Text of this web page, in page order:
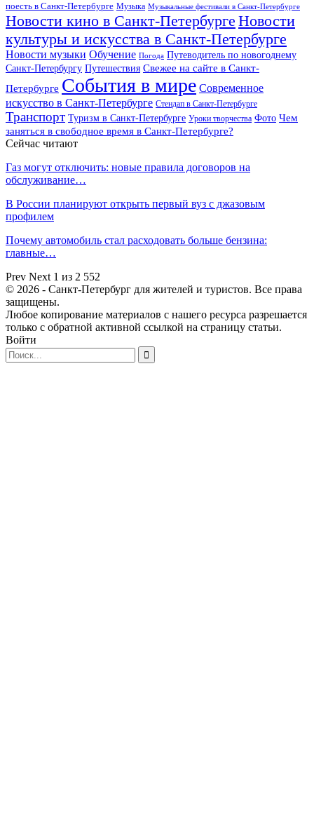
поесть в Санкт-Петербурге Музыка Музыкальные фестивали в Санкт-Петербурге
Новости кино в Санкт-Петербурге Новости
культуры и искусства в Санкт-Петербурге
Новости музыки Обучение Погода Путеводитель по новогоднему
Санкт-Петербургу Путешествия Свежее на сайте в Санкт-
Петербурге События в мире Современное
искусство в Санкт-Петербурге Стендап в Санкт-Петербурге
Транспорт Туризм в Санкт-Петербурге Уроки творчества Фото Чем
заняться в свободное время в Санкт-Петербурге?
Сейчас читают
Газ могут отключить: новые правила договоров на
обслуживание…
В России планируют открыть первый вуз с джазовым
профилем
Почему автомобиль стал расходовать больше бензина:
главные…
Prev Next 1 из 2 552
© 2026 - Санкт-Петербург для жителей и туристов. Все права
защищены.
Любое копирование материалов с нашего ресурса разрешается
только с обратной активной ссылкой на страницу статьи.
Войти